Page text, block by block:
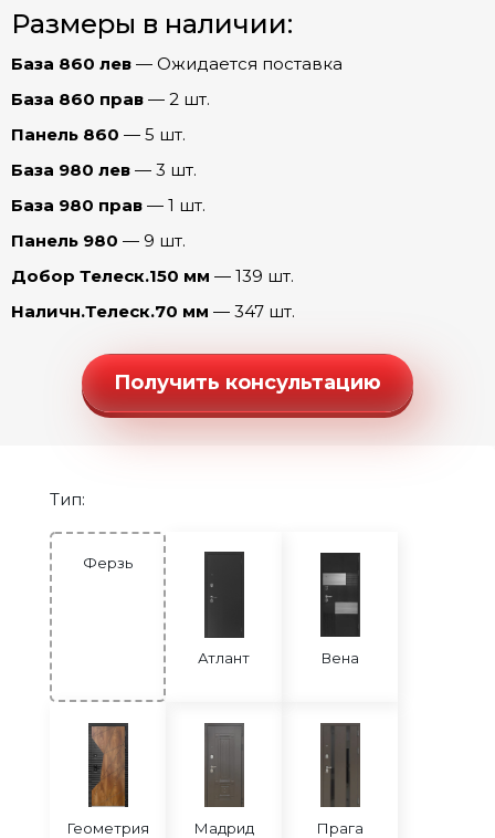
Ферзь Евро 29/Рейне (Эмалит белый)
Ферзь Мадрид (Беленый дуб)
Ферзь Рельеф (эмалит Белый)
Ферзь Роял (Дуб пацифика)
Ферзь Соло (Бетон лофт)
Ферзь Соло (Капучино)
Ферзь Танго (Ривьера айс)
Ферзь Честер (эмалит Белый)
Ферзь Шелли (эмалит Белый)
Ферзь Шелли (эмалит Серый)
Ферзь Юник Микс (эмалит Белый)
Честер
Шторм
Фурнитура
Размеры в наличии:
База 860 лев — Ожидается поставка
База 860 прав — 2 шт.
Панель 860 — 5 шт.
База 980 лев — 3 шт.
База 980 прав — 1 шт.
Панель 980 — 9 шт.
Добор Телеск.150 мм — 139 шт.
Наличн.Телеск.70 мм — 347 шт.
Получить консультацию
Тип:
Ферзь
Атлант Вена
Геометрия Мадрид Прага